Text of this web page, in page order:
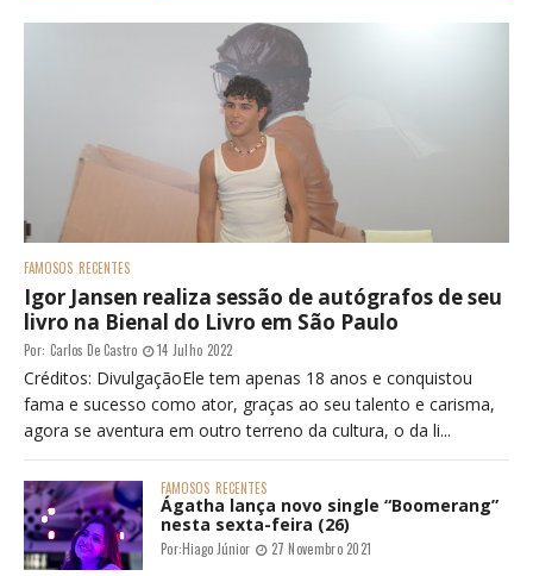
FAMOSOS RECENTES
Igor Jansen realiza sessão de autógrafos de seu
livro na Bienal do Livro em São Paulo
Por: Carlos De Castro 14 Julho 2022
Créditos: DivulgaçãoEle tem apenas 18 anos e conquistou
fama e sucesso como ator, graças ao seu talento e carisma,
agora se aventura em outro terreno da cultura, o da li...
FAMOSOS RECENTES
Ágatha lança novo single “Boomerang”
nesta sexta-feira (26)
Por:Hiago Júnior 27 Novembro 2021